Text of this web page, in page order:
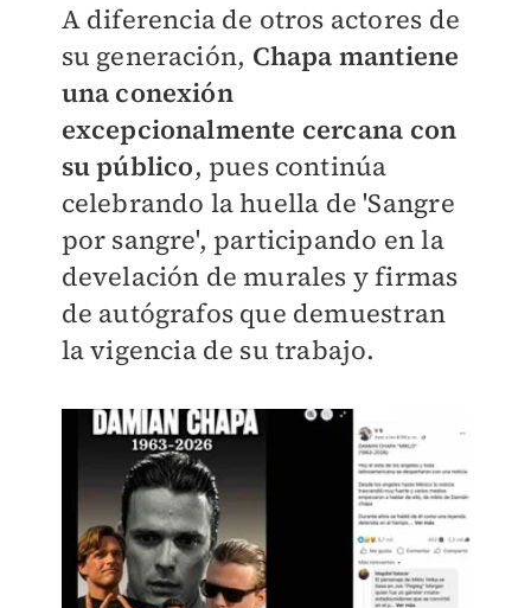
A diferencia de otros actores de
su generación, Chapa mantiene
una conexión
excepcionalmente cercana con
su público, pues continúa
celebrando la huella de 'Sangre
por sangre', participando en la
develación de murales y firmas
de autógrafos que demuestran
la vigencia de su trabajo.